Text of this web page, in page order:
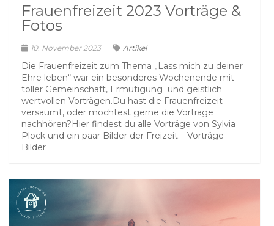
Frauenfreizeit 2023 Vorträge &
Fotos
10. November 2023 Artikel
Die Frauenfreizeit zum Thema „Lass mich zu deiner
Ehre leben“ war ein besonderes Wochenende mit
toller Gemeinschaft, Ermutigung und geistlich
wertvollen Vorträgen.Du hast die Frauenfreizeit
versäumt, oder möchtest gerne die Vorträge
nachhören?Hier findest du alle Vorträge von Sylvia
Plock und ein paar Bilder der Freizeit. Vorträge
Bilder